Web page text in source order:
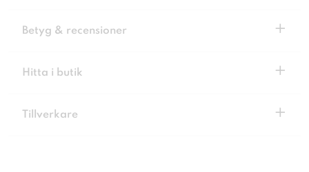
Betyg & recensioner +
Hitta i butik +
Tillverkare +